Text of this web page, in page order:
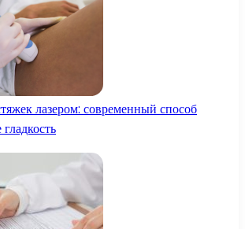
лазером: современный способ